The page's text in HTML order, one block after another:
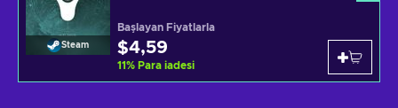
Steam
Başlayan Fiyatlarla
$4,59
11% Para iadesi